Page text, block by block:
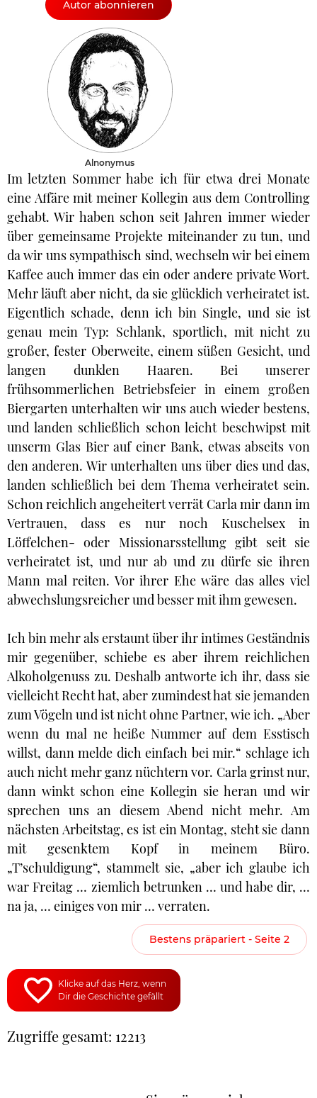
Autor abonnieren
Alnonymus
Im letzten Sommer habe ich für etwa drei Monate
eine Affäre mit meiner Kollegin aus dem Controlling
gehabt. Wir haben schon seit Jahren immer wieder
über gemeinsame Projekte miteinander zu tun, und
da wir uns sympathisch sind, wechseln wir bei einem
Kaffee auch immer das ein oder andere private Wort.
Mehr läuft aber nicht, da sie glücklich verheiratet ist.
Eigentlich schade, denn ich bin Single, und sie ist
genau mein Typ: Schlank, sportlich, mit nicht zu
großer, fester Oberweite, einem süßen Gesicht, und
langen dunklen Haaren. Bei unserer
frühsommerlichen Betriebsfeier in einem großen
Biergarten unterhalten wir uns auch wieder bestens,
und landen schließlich schon leicht beschwipst mit
unserm Glas Bier auf einer Bank, etwas abseits von
den anderen. Wir unterhalten uns über dies und das,
landen schließlich bei dem Thema verheiratet sein.
Schon reichlich angeheitert verrät Carla mir dann im
Vertrauen, dass es nur noch Kuschelsex in
Löffelchen- oder Missionarsstellung gibt seit sie
verheiratet ist, und nur ab und zu dürfe sie ihren
Mann mal reiten. Vor ihrer Ehe wäre das alles viel
abwechslungsreicher und besser mit ihm gewesen.
Ich bin mehr als erstaunt über ihr intimes Geständnis
mir gegenüber, schiebe es aber ihrem reichlichen
Alkoholgenuss zu. Deshalb antworte ich ihr, dass sie
vielleicht Recht hat, aber zumindest hat sie jemanden
zum Vögeln und ist nicht ohne Partner, wie ich. „Aber
wenn du mal ne heiße Nummer auf dem Esstisch
willst, dann melde dich einfach bei mir.“ schlage ich
auch nicht mehr ganz nüchtern vor. Carla grinst nur,
dann winkt schon eine Kollegin sie heran und wir
sprechen uns an diesem Abend nicht mehr. Am
nächsten Arbeitstag, es ist ein Montag, steht sie dann
mit gesenktem Kopf in meinem Büro.
„T’schuldigung“, stammelt sie, „aber ich glaube ich
war Freitag … ziemlich betrunken … und habe dir, …
na ja, … einiges von mir … verraten.
Bestens präpariert - Seite 2
Klicke auf das Herz, wenn
Dir die Geschichte gefällt
Zugriffe gesamt: 12213